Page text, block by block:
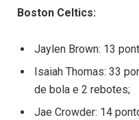
Boston Celtics:
Jaylen Brown: 13
Isaiah Thomas: 33
de bola e 2 rebotes;
Jae Crowder: 14